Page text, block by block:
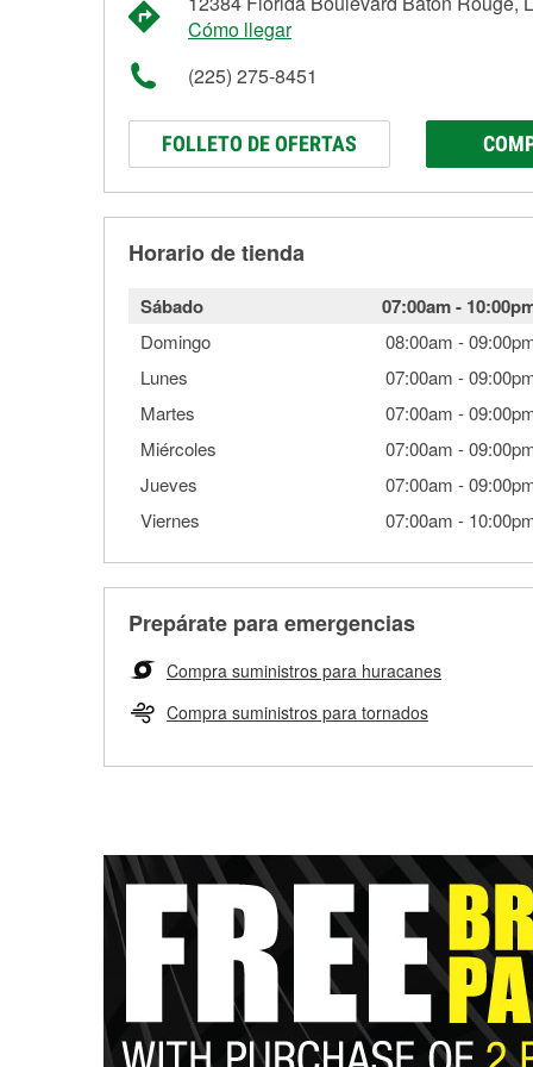
Cómo llegar
(225) 275-8451
FOLLETO DE OFERTAS
Horario de tienda
Sábado 07:00am-
Domingo 08:00am -
Lunes
07:00am -
Martes
07:00am -
Miércoles
07:00am -
Jueves
07:00am -
Viernes
07:00am -
Prepárate para emergencias
Compra suministros para huracanes
Compra suministros para tornados